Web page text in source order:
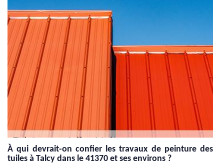
À qui devrait-on confier les travaux de peinture des
tuiles à Talcy dans le 41370 et ses environs ?